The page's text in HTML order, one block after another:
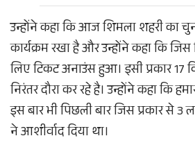
उन्होंने कहा कि आज शिमला शहरी का
कार्यक्रम रखा है और उन्होंने कहा कि
लिए टिकट अनाउंस हुआ। इसी प्रकार 17
निरंतर दौरा कर रहे है। उन्होंने कहा कि
इस बार भी पिछली बार जिस प्रकार से
ने आशीर्वाद दिया था।